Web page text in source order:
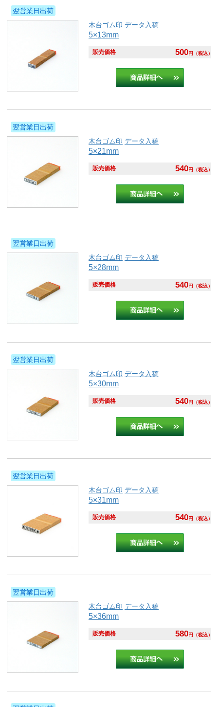
翌営業日出荷
木台ゴム印 データ入稿
5×13mm
販売価格 500円 （税込）
翌営業日出荷
木台ゴム印 データ入稿
5×21mm
販売価格 540円 （税込）
翌営業日出荷
木台ゴム印 データ入稿
5×28mm
販売価格 540円 （税込）
翌営業日出荷
木台ゴム印 データ入稿
5×30mm
販売価格 540円 （税込）
翌営業日出荷
木台ゴム印 データ入稿
5×31mm
販売価格 540円 （税込）
翌営業日出荷
木台ゴム印 データ入稿
5×36mm
販売価格 580円 （税込）